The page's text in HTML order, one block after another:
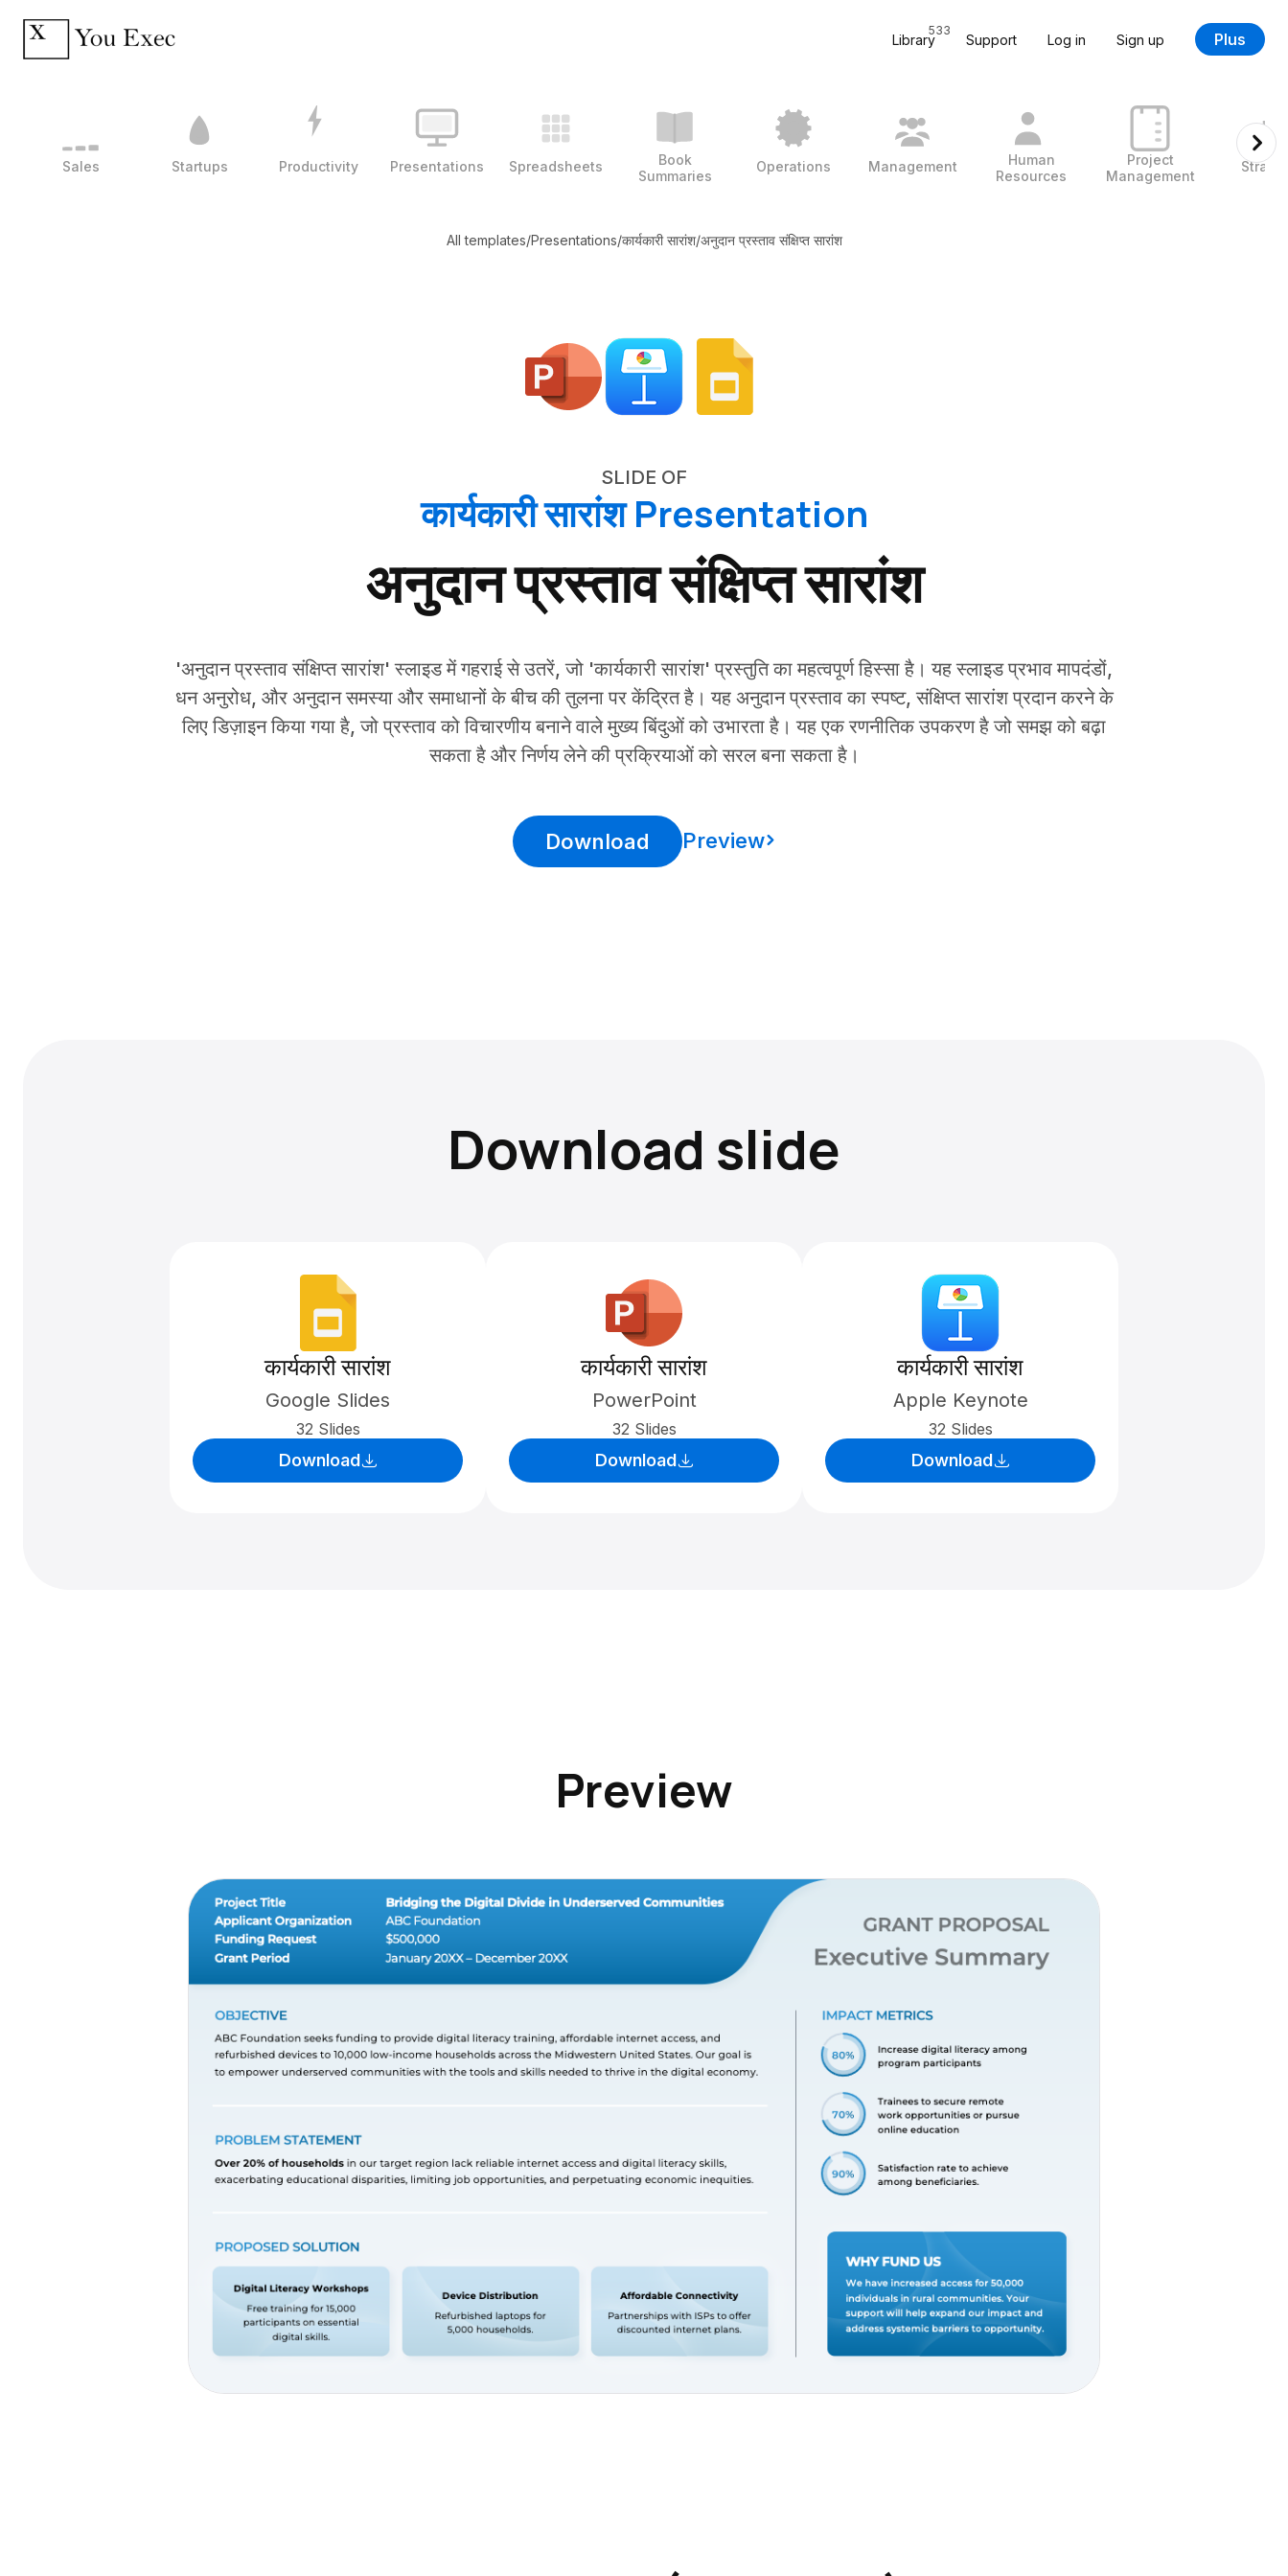
Library
533
Support Log in Sign up Plus
Sales Startups Productivity Presentations Spreadsheets
Book
Summaries
Operations Management
Human
Resources
Project
Management
All templates/Presentations/कार्यकारी सारांश/अनुदान प्रस्ताव संक्षिप्त सारांश
SLIDE OF
कार्यकारी सारांश Presentation
अनुदान प्रस्ताव संक्षिप्त सारांश
'अनुदान प्रस्ताव संक्षिप्त सारांश' स्लाइड में गहराई से उतरें, जो 'कार्यकारी सारांश' प्रस्तुति का महत्वपूर्ण हिस्सा है। यह स्लाइड प्रभाव मापदंडों,
धन अनुरोध, और अनुदान समस्या और समाधानों के बीच की तुलना पर केंद्रित है। यह अनुदान प्रस्ताव का स्पष्ट, संक्षिप्त सारांश प्रदान करने के
लिए डिज़ाइन किया गया है, जो प्रस्ताव को विचारणीय बनाने वाले मुख्य बिंदुओं को उभारता है। यह एक रणनीतिक उपकरण है जो समझ को बढ़ा
सकता है और निर्णय लेने की प्रक्रियाओं को सरल बना सकता है।
Download Preview
Download slide
कार्यकारी सारांश
Google Slides
32 Slides
Download
कार्यकारी सारांश
PowerPoint
32 Slides
Download
कार्यकारी सारांश
Apple Keynote
32 Slides
Download
Preview